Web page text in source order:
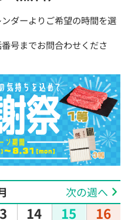
次の週へ
14 15 16
ダーよりご希望の時間を選
号までお問合わせくださ